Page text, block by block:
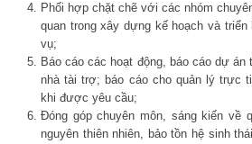
Phối hợp chặt chẽ với các nhóm
quan trong xây dựng kế hoạch và
vụ;
Báo cáo các hoạt động, báo cáo dự án
nhà tài trợ; báo cáo cho quản lý trực
khi được yêu cầu;
Đóng góp chuyên môn, sáng kiến về
nguyên thiên nhiên, bảo tồn hệ sinh